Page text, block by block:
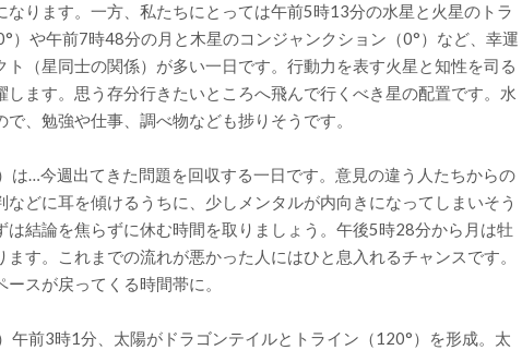
なります。一方、私たちにとっては午前5時13分の水星と火星のトラ
）や午前7時48分の月と木星のコンジャンクション（0°）など、幸運
ト（星同士の関係）が多い一日です。行動力を表す火星と知性を司る
します。思う存分行きたいところへ飛んで行くべき星の配置です。水
で、勉強や仕事、調べ物なども捗りそうです。
は…今週出てきた問題を回収する一日です。意見の違う人たちからの
などに耳を傾けるうちに、少しメンタルが内向きになってしまいそう
は結論を焦らずに休む時間を取りましょう。午後5時28分から月は牡
ます。これまでの流れが悪かった人にはひと息入れるチャンスです。
ースが戻ってくる時間帯に。
午前3時1分、太陽がドラゴンテイルとトライン（120°）を形成。太